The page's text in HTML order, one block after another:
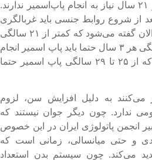
زایمان این است که زنان زیر ۲۱ سال نیاز به انجام پاپ‌اسمیر ندارند.
از شروع روابط جنسی باید غربالگری
پاپ اسمیر را انجام دهند. اما الان گفته می‌شود که کمتر از ۲۱ سالگی
نیاز نیست اما از ۲۱ تا ۲۹ سالگی هر ۳ سال حتما باید پاپ اسمیر انجام
شود و توصیه‌شان این است که از ۲۵ تا ۲۹ سالگی پاپ اسمیر حتما
می‌کنند به دلیل افزایش سن، لزوم
ندارد. چون دیگر جوان نیستند که
انجمن پاتولوژی ایران در این خصوص
و حتی میانسالی، زمانی است که
می‌کند. چون سیستم بدن استعداد